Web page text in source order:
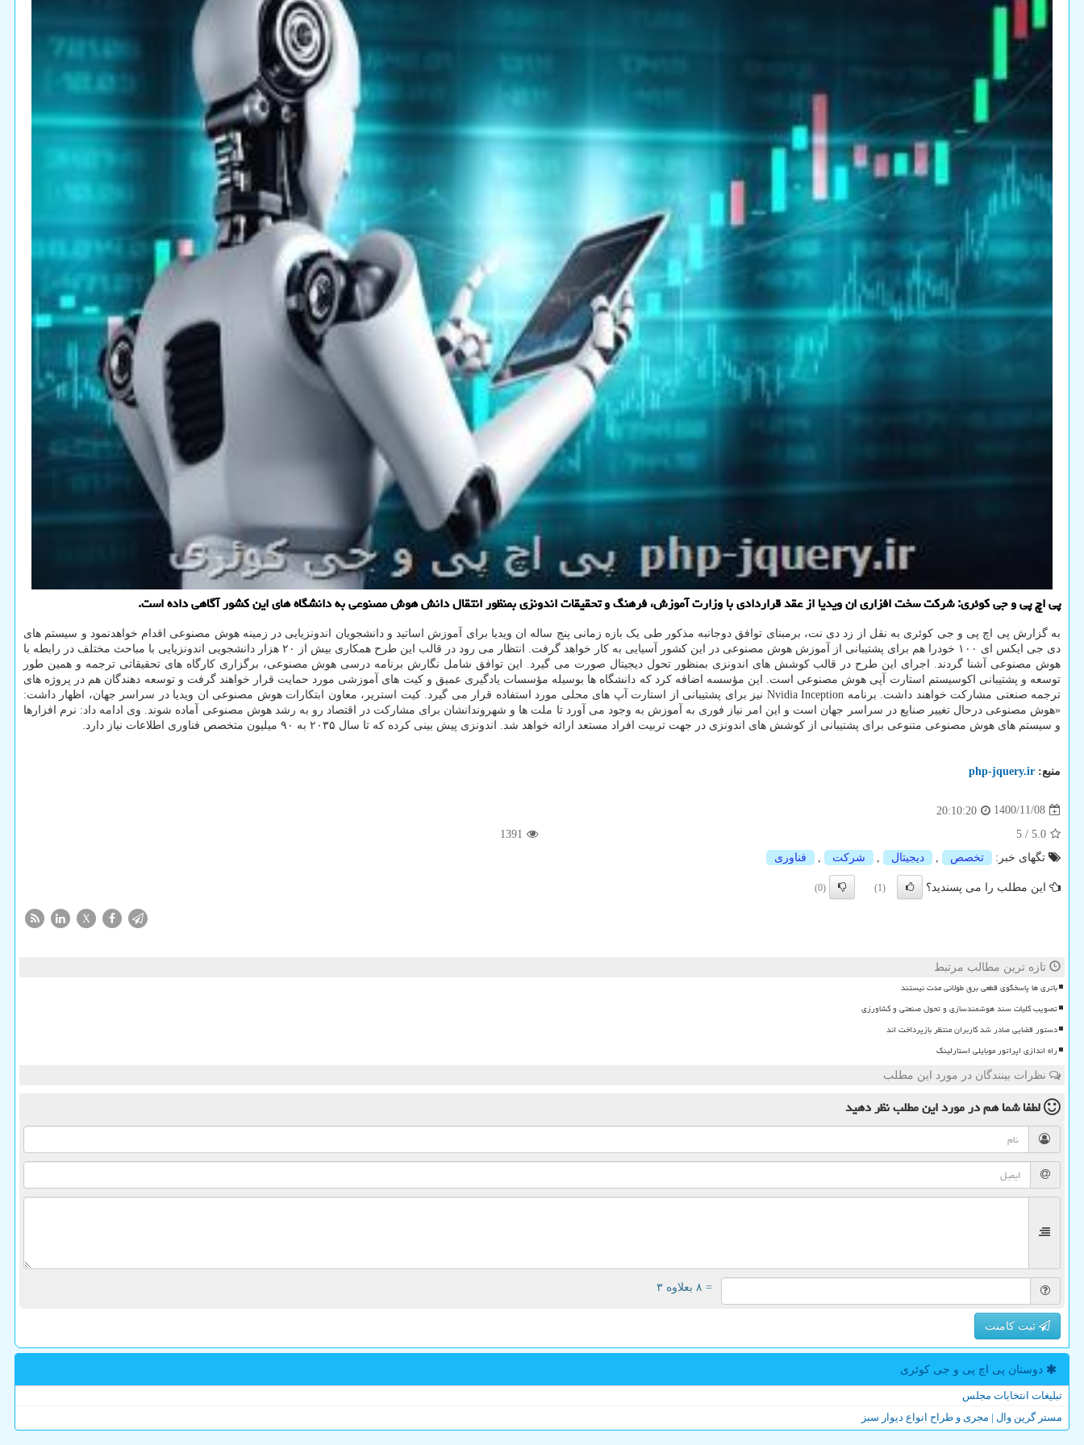
پی اچ پی و جی کوئری: شرکت سخت افزاری ان ویدیا از عقد قراردادی با وزارت آموزش، فرهنگ و تحقیقات اندونزی بمنظور انتقال دانش هوش مصنوعی به دانشگاه های این کشور آگاهی داده است.
به گزارش پی اچ پی و جی کوئری به نقل از زد دی نت، برمبنای توافق دوجانبه مذکور طی یک بازه زمانی پنج ساله ان ویدیا برای آموزش اساتید و دانشجویان اندونزیایی در زمینه هوش مصنوعی اقدام خواهدنمود و سیستم های
دی جی ایکس ای ۱۰۰ خودرا هم برای پشتیبانی از آموزش هوش مصنوعی در این کشور آسیایی به کار خواهد گرفت. انتظار می رود در قالب این طرح همکاری بیش از ۲۰ هزار دانشجویی اندونزیایی با مباحث مختلف در رابطه با
هوش مصنوعی آشنا گردند. اجرای این طرح در قالب کوشش های اندونزی بمنظور تحول دیجیتال صورت می گیرد. این توافق شامل نگارش برنامه درسی هوش مصنوعی، برگزاری کارگاه های تحقیقاتی ترجمه و همین طور
توسعه و پشتیبانی اکوسیستم استارت آپی هوش مصنوعی است. این مؤسسه اضافه کرد که دانشگاه ها بوسیله مؤسسات یادگیری عمیق و کیت های آموزشی مورد حمایت قرار خواهند گرفت و توسعه دهندگان هم در پروژه های
ترجمه صنعتی مشارکت خواهند داشت. برنامه Nvidia Inception نیز برای پشتیبانی از استارت آپ های محلی مورد استفاده قرار می گیرد. کیت استریر، معاون ابتکارات هوش مصنوعی ان ویدیا در سراسر جهان، اظهار داشت:
«هوش مصنوعی درحال تغییر صنایع در سراسر جهان است و این امر نیاز فوری به آموزش به وجود می آورد تا ملت ها و شهروندانشان برای مشارکت در اقتصاد رو به رشد هوش مصنوعی آماده شوند. وی ادامه داد: نرم افزارها
و سیستم های هوش مصنوعی متنوعی برای پشتیبانی از کوشش های اندونزی در جهت تربیت افراد مستعد ارائه خواهد شد. اندونزی پیش بینی کرده که تا سال ۲۰۳۵ به ۹۰ میلیون متخصص فناوری اطلاعات نیاز دارد.
منبع: php-jquery.ir
1400/11/08
20:10:20
5.0
/
5
1391
تگهای خبر:
تخصص , دیجیتال , شركت , فناوری
این مطلب را می پسندید؟ (1)
(0)
X
تازه ترین مطالب مرتبط
باتری ها پاسخگوی قطعی برق طولانی مدت نیستند
تصویب کلیات سند هوشمندسازی و تحول صنعتی و کشاورزی
دستور قضایی صادر شد کاربران منتظر بازپرداخت اند
راه اندازی اپراتور موبایلی استارلینک
نظرات بینندگان در مورد این مطلب
لطفا شما همدر مورد این مطلبنظر دهید
= ۸ بعلاوه ۳
ثبت کامنت
دوستان پی اچ پی و جی كوئری
تبلیغات انتخابات مجلس
مستر گرین وال | مجری و طراح انواع دیوار سبز